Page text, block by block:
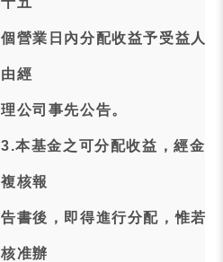
個營業日內分配收益予受益人
由經
理公司事先公告。
3.本基金之可分配收益，經金
複核報
告書後，即得進行分配，惟若
核准辦